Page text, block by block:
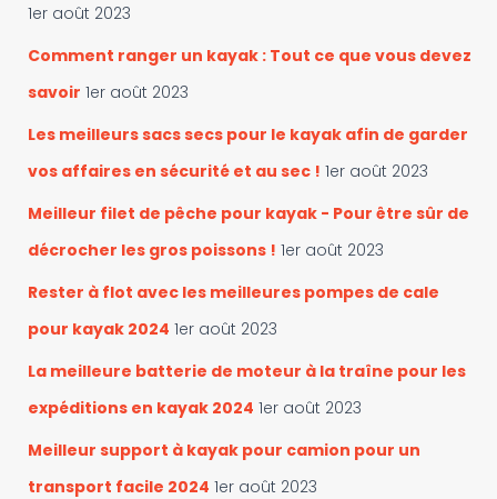
1er août 2023
Comment ranger un kayak : Tout ce que vous devez
savoir 1er août 2023
Les meilleurs sacs secs pour le kayak afin de garder
vos affaires en sécurité et au sec ! 1er août 2023
Meilleur filet de pêche pour kayak - Pour être sûr de
décrocher les gros poissons ! 1er août 2023
Rester à flot avec les meilleures pompes de cale
pour kayak 2024 1er août 2023
La meilleure batterie de moteur à la traîne pour les
expéditions en kayak 2024 1er août 2023
Meilleur support à kayak pour camion pour un
transport facile 2024 1er août 2023